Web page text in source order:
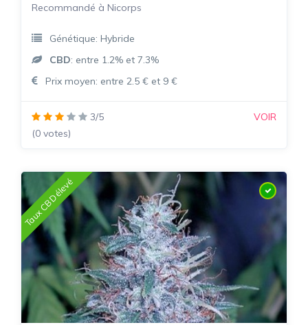
Recommandé à Nicorps
Génétique: Hybride
CBD: entre 1.2% et 7.3%
Prix moyen: entre 2.5 € et 9 €
3/5
(0 votes)
VOIR
Taux CBD élevé